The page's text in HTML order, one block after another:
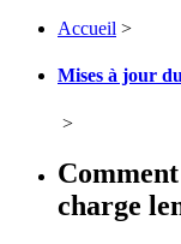
Accueil >
Mises à jour
>
charge